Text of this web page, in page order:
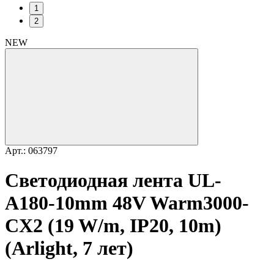
1
2
NEW
Арт.: 063797
Светодиодная лента UL-
A180-10mm 48V Warm3000-
CX2 (19 W/m, IP20, 10m)
(Arlight, 7 лет)